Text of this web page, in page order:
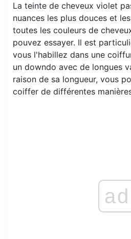
La teinte de cheveux violet
nuances les plus douces et
toutes les couleurs de
pouvez essayer. Il est
vous l'habillez dans une
un downdo avec de longues
raison de sa longueur, vous
coiffer de différentes
ad